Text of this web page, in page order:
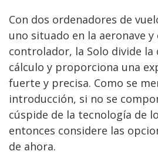
Con dos ordenadores de
uno situado en la aeronave
controlador, la Solo divide la
cálculo y proporciona una
fuerte y precisa. Como se
introducción, si no se
cúspide de la tecnología de
entonces considere las
de ahora.